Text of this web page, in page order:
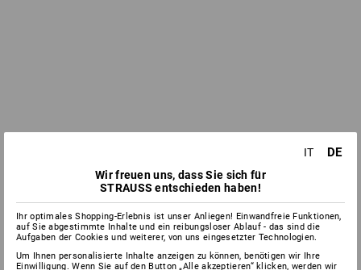
IT DE
Wir freuen uns, dass Sie sich für
STRAUSS entschieden haben!
Ihr optimales Shopping-Erlebnis ist unser Anliegen! Einwandfreie Funktionen,
auf Sie abgestimmte Inhalte und ein reibungsloser Ablauf - das sind die
Aufgaben der Cookies und weiterer, von uns eingesetzter Technologien.
Um Ihnen personalisierte Inhalte anzeigen zu können, benötigen wir Ihre
Einwilligung. Wenn Sie auf den Button „Alle akzeptieren“ klicken, werden wir